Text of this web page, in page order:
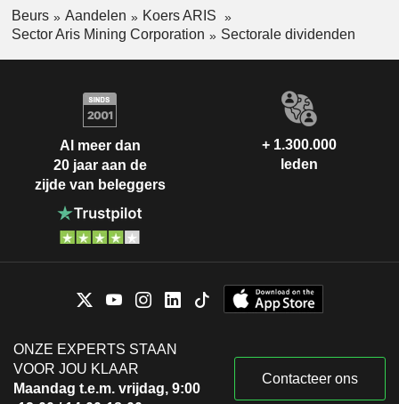
Beurs Aandelen
Koers ARIS
Sector Aris Mining Corporation
Sectorale dividenden
Al meer dan
20 jaar aan de
zijde van beleggers
+ 1.300.000
leden
ONZE EXPERTS STAAN
VOOR JOU KLAAR
Maandag t.e.m. vrijdag, 9:00
Contacteer ons